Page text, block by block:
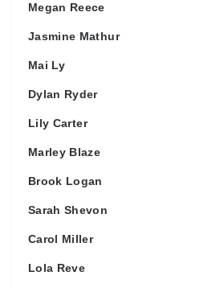
Megan Reece
Jasmine Mathur
Mai Ly
Dylan Ryder
Lily Carter
Marley Blaze
Brook Logan
Sarah Shevon
Carol Miller
Lola Reve